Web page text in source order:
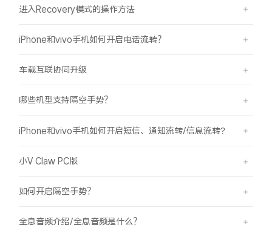
进入Recovery模式的操作方法
iPhone和vivo手机如何开启电话流转？
车载互联协同升级
哪些机型支持隔空手势？
iPhone和vivo手机如何开启短信、通知流转/信息流转?
小V Claw PC版
如何开启隔空手势？
全息音频介绍/全息音频是什么？